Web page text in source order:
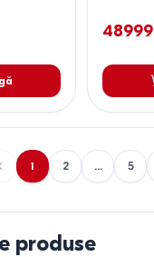
48999
1 2 ... 5
produse